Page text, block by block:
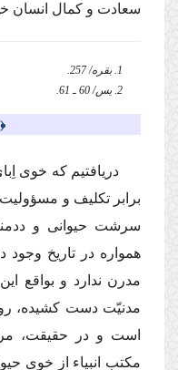
سعادت و كمال انسان
1. بقره/ 257.
2. یس/ 60 ـ 61.
دریافتیم كه خوى
برابر تكلیف و
سرشت حیوانى و
همواره در تاریخ
مدرن ندارد و بواقع
مدنیّت دست كشیده،
است و در حقیقت،
مكتب انبیاء از خوى